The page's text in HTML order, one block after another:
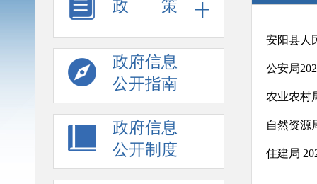
政 策
政府信息
公开指南
政府信息
公开制度
安阳县人
公安局
农业农村
自然资源
住建局